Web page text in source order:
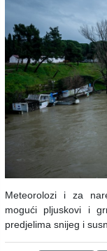
Meteorolozi i za
mogući pljuskovi i
predjelima snijeg i